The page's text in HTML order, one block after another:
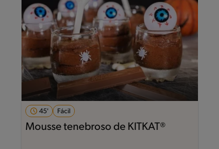
45' Fácil
Mousse tenebroso de KITKAT®